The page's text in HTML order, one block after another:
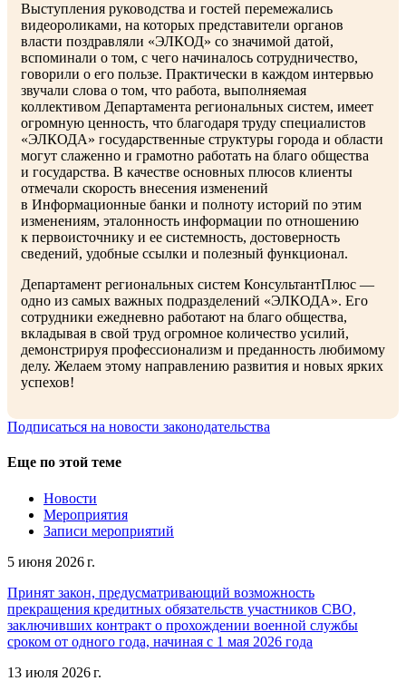
Выступления руководства и гостей перемежались
видеороликами, на которых представители органов
власти поздравляли «ЭЛКОД» со значимой датой,
вспоминали о том, с чего начиналось сотрудничество,
говорили о его пользе. Практически в каждом интервью
звучали слова о том, что работа, выполняемая
коллективом Департамента региональных систем, имеет
огромную ценность, что благодаря труду специалистов
«ЭЛКОДА» государственные структуры города и области
могут слаженно и грамотно работать на благо общества
и государства. В качестве основных плюсов клиенты
отмечали скорость внесения изменений
в Информационные банки и полноту историй по этим
изменениям, эталонность информации по отношению
к первоисточнику и ее системность, достоверность
сведений, удобные ссылки и полезный функционал.
Департамент региональных систем КонсультантПлюс —
одно из самых важных подразделений «ЭЛКОДА». Его
сотрудники ежедневно работают на благо общества,
вкладывая в свой труд огромное количество усилий,
демонстрируя профессионализм и преданность любимому
делу. Желаем этому направлению развития и новых ярких
успехов!
Подписаться на новости законодательства
Еще по этой теме
Новости
Мероприятия
Записи мероприятий
5 июня 2026 г.
Принят закон, предусматривающий возможность
прекращения кредитных обязательств участников СВО,
заключивших контракт о прохождении военной службы
сроком от одного года, начиная с 1 мая 2026 года
13 июля 2026 г.